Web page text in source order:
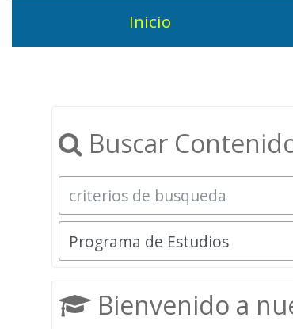
Inicio
Buscar
Bienvenido a